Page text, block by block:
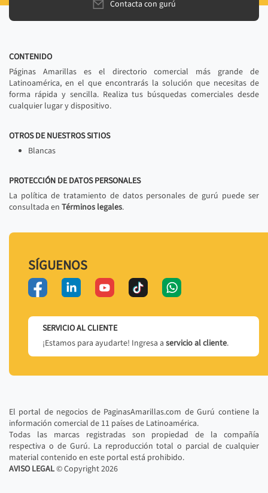
Contacta con gurú
CONTENIDO
Páginas Amarillas es el directorio comercial más grande de
Latinoamérica, en el que encontrarás la solución que necesitas de
forma rápida y sencilla. Realiza tus búsquedas comerciales desde
cualquier lugar y dispositivo.
OTROS DE NUESTROS SITIOS
Blancas
PROTECCIÓN DE DATOS PERSONALES
La política de tratamiento de datos personales de gurú puede ser
consultada en Términos legales.
SÍGUENOS
SERVICIO AL CLIENTE
¡Estamos para ayudarte! Ingresa a servicio al cliente.
El portal de negocios de PaginasAmarillas.com de Gurú contiene la
información comercial de 11 países de Latinoamérica.
Todas las marcas registradas son propiedad de la compañía
respectiva o de Gurú. La reproducción total o parcial de cualquier
material contenido en este portal está prohibido.
AVISO LEGAL© Copyright2026